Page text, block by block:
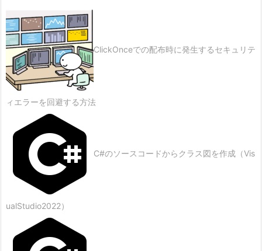
ClickOnceでの配布時に発生するセキュリテ
ィエラーを回避する方法
C#のソースコードからクラス図を作成（Vis
ualStudio2022）